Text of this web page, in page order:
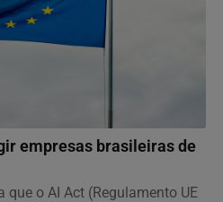
empresas brasileiras de
o AI Act (Regulamento UE